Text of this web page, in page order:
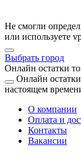
Не смогли
или используете
Выбрать город
Онлайн остатки
Онлайн
настоящем
О компании
Оплата и
Контакты
Вакансии